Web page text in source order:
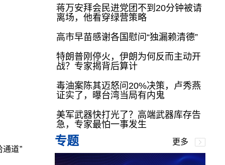
道”
蒋万安拜会民进党团不到20分钟被请
离场，他看穿绿营策略
高市早苗感谢各国慰问“独漏赖清德”
特朗普刚停火，伊朗为何反而主动开
战？专家揭背后算计
毒油案陈其迈怒问20%决策，卢秀燕
证实了，曝台湾当局有内鬼
美军武器快打光了？高端武器库存告
急，专家最怕一事发生
专题 更多